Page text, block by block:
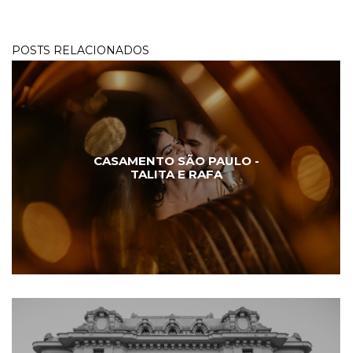
POSTS RELACIONADOS
CASAMENTO SÃO PAULO -
TALITA E RAFA